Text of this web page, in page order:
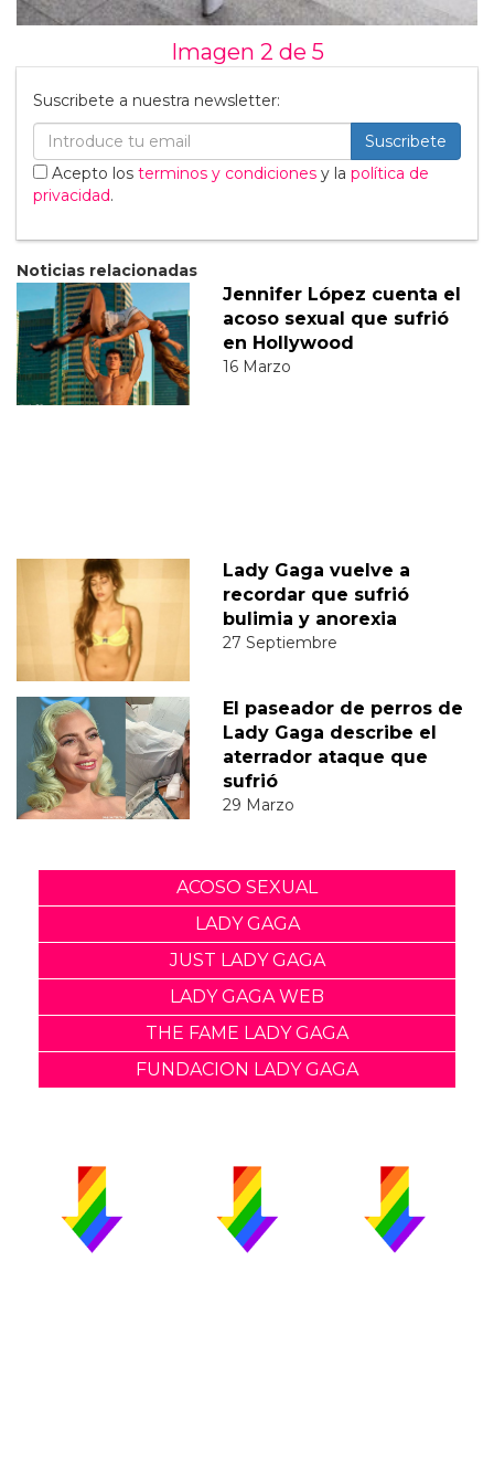
Imagen 2 de 5
Suscribete a nuestra newsletter:
Suscribete
Acepto los terminos y condiciones y la política de
privacidad.
Noticias relacionadas
Jennifer López cuenta el
acoso sexual que sufrió
en Hollywood
16 Marzo
Lady Gaga vuelve a
recordar que sufrió
bulimia y anorexia
27 Septiembre
El paseador de perros de
Lady Gaga describe el
aterrador ataque que
sufrió
29 Marzo
ACOSO SEXUAL
LADY GAGA
JUST LADY GAGA
LADY GAGA WEB
THE FAME LADY GAGA
FUNDACION LADY GAGA